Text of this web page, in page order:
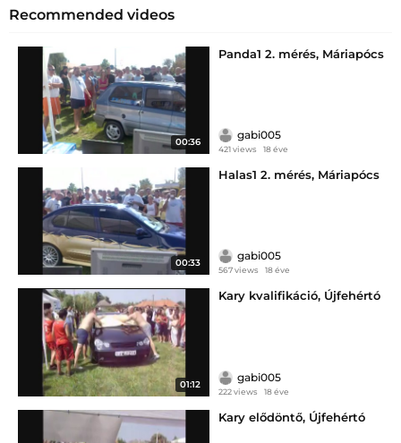
Recommended videos
00:36
Panda1 2. mérés, Máriapócs
gabi005
421 views 18 éve
00:33
Halas1 2. mérés, Máriapócs
gabi005
567 views 18 éve
01:12
Kary kvalifikáció, Újfehértó
gabi005
222 views 18 éve
Kary elődöntő, Újfehértó